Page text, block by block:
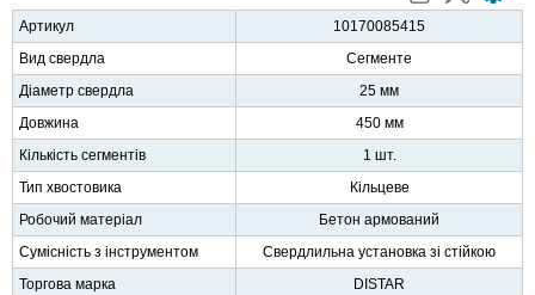
Артикул
10170085415
Вид свердла
Сегменте
Діаметр свердла
25 мм
Довжина
450 мм
Кількість сегментів
1 шт.
Тип хвостовика
Кільцеве
Робочий матеріал
Бетон армований
Сумісність з інструментом
Свердлильна установка зі стійкою
Торгова марка
DISTAR